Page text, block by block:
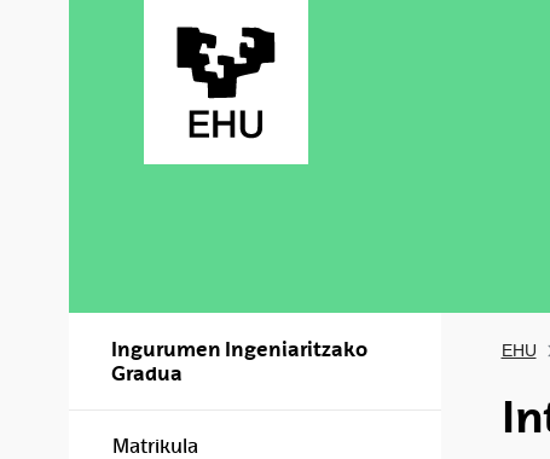
Ingurumen Ingeniaritzako
Gradua
Matrikula
EHU